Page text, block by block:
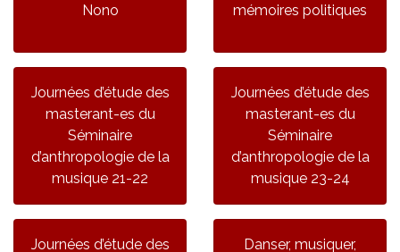
Nono
mémoires politiques
Journées d’étude des
masterant-es du
Séminaire
d’anthropologie de la
musique 21-22
Journées d’étude des
masterant-es du
Séminaire
d’anthropologie de la
musique 23-24
Journées d’étude des
Danser, musiquer,